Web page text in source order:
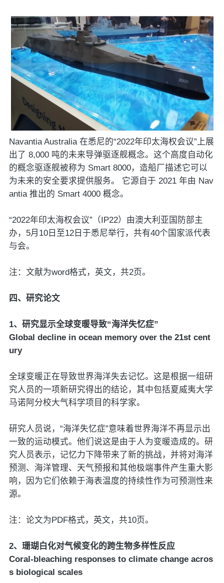
Navantia Australia 在悉尼的“2022年印太海权会议”上展
出了 8,000 吨的未来导弹驱逐舰概念。这个高度自动化
的概念驱逐舰被称为 Smart 8000，造船厂描述它可以
为未来的安全要求提供服务。 它源自于 2021 年由 Nav
antia 推出的 Smart 4000 概念。
“2022年印太海权会议”（IP22）由澳大利亚国防部主
办，5月10日至12日于悉尼举行，共有40个国家派代表
与会。
注：文献为word格式，英文，共2页。
四、研究论文
1、研究显示全球变暖导致“海洋失忆症”
Global decline in ocean memory over the 21st cent
ury
全球变暖正在导致世界海洋失去记忆。这是根据一组研
究人员的一项新研究得出的结论，其中包括夏威夷大学
马诺阿分校大气科学项目的科学家。
研究人员说，“海洋失忆症”意味着世界海洋不再显示出
一致的运动模式。他们说这是由于人为变暖造成的。研
究人员表示，记忆力下降带来了新的挑战，并将对海洋
预测、海洋管理、天气预报和其他极端事件产生重大影
响，因为它们依赖于海表温度的持续性作为可预测性来
源。
注：论文为PDF格式，英文，共10页。
2、珊瑚白化对气候变化的跨生物多样性反应
Coral-bleaching responses to climate change acros
s biological scales